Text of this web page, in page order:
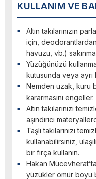
KULLANIM VE
Altın takılarınızın
için,
havuzu, vb.)
Yüzüğünüzü
kutusunda veya
Nemden uzak, kuru
kararmasını engeller.
Altın takılarınızı
aşındırıcı
Taşlı takılarınızı
kullanabilirsiniz,
bir fırça kullanın.
Hakan
yüzükler ömür boyu